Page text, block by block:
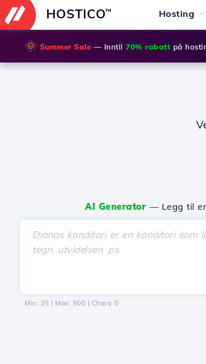
HOSTICO™ Hosting
🌞 Summer Sale — Inntil 70% rabatt på
AI Generator — Legg til
Min: 25 | Max: 500 | Chars: 0